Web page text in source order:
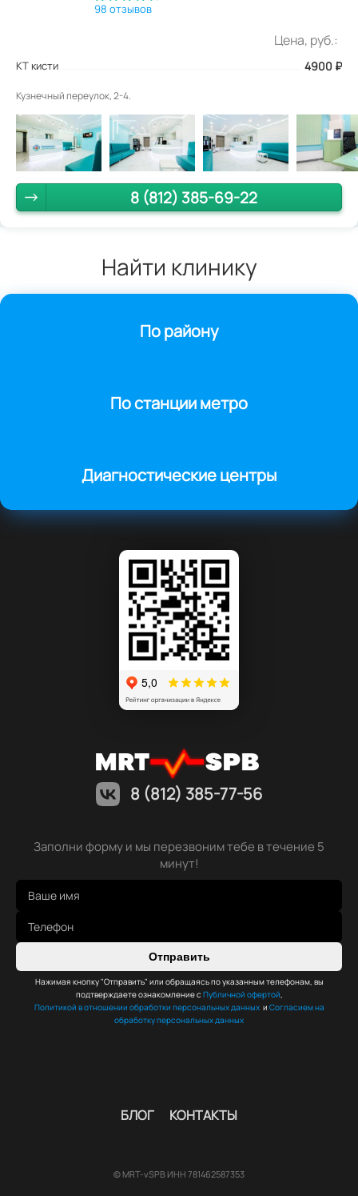
98 отзывов
Цена, руб.:
КТ кисти 4900 ₽
Кузнечный переулок, 2-4.
8 (812) 385-69-22
Найти клинику
По району
По станции метро
Диагностические центры
8 (812) 385-77-56
Заполни форму и мы перезвоним тебе в течение 5
минут!
Отправить
Нажимая кнопку "Отправить" или обращаясь по указанным телефонам, вы
подтверждаете ознакомление с Публичной офертой,
Политикой в отношении обработки персональных данных и Согласием на
обработку персональных данных
БЛОГ КОНТАКТЫ
© MRT-vSPB ИНН 781462587353